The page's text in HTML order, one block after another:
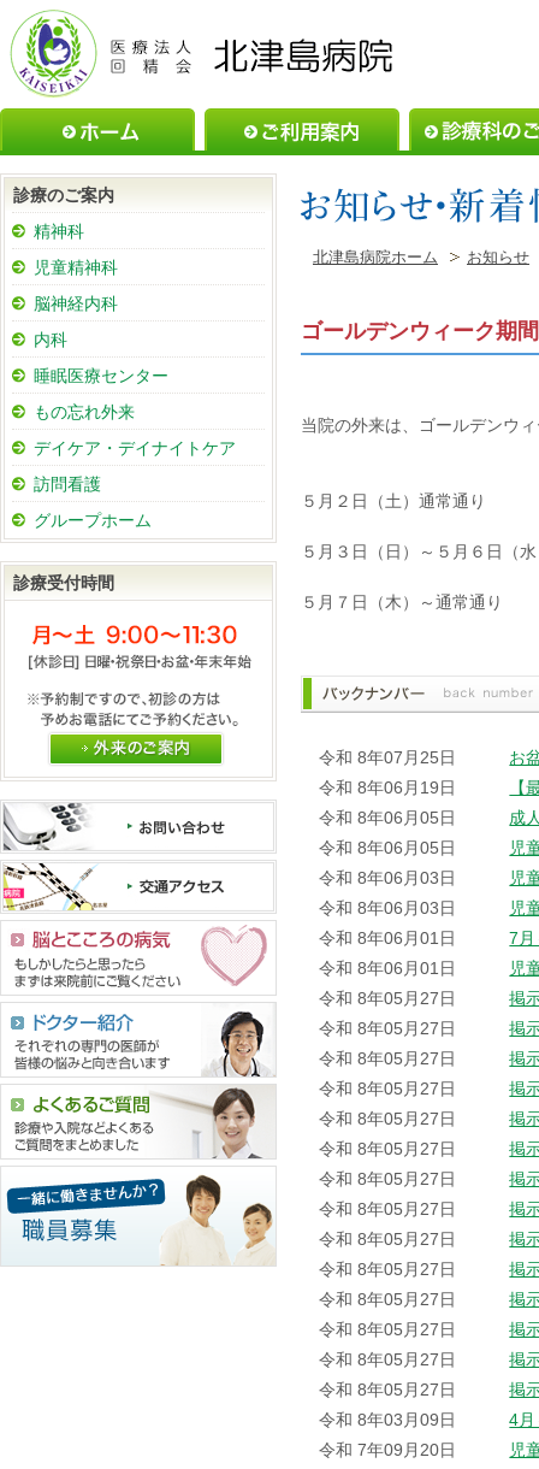
ホーム ご利用案内
北津島病院ホーム お知らせ
ゴールデンウィーク期
当院の外来は、ゴールデンウ
５月２日（土）通常通り
５月３日（日）～５月６日（
５月７日（木）～通常通り
令和 8年07月25日
お
令和 8年06月19日
令和 8年06月05日
成
令和 8年06月05日
児
令和 8年06月03日
児
令和 8年06月03日
児
令和 8年06月01日
7月
令和 8年06月01日
児
令和 8年05月27日
掲
令和 8年05月27日
掲
令和 8年05月27日
掲
令和 8年05月27日
掲
令和 8年05月27日
掲
令和 8年05月27日
掲
令和 8年05月27日
掲
令和 8年05月27日
掲
令和 8年05月27日
掲
令和 8年05月27日
掲
令和 8年05月27日
掲
令和 8年05月27日
掲
令和 8年05月27日
掲
令和 8年05月27日
掲
令和 8年03月09日
4月
令和 7年09月20日
児
診療のご案内
精神科
児童精神科
脳神経内科
内科
睡眠医療センター
もの忘れ外来
デイケア・デイナイトケア
訪問看護
グループホーム
診療受付時間